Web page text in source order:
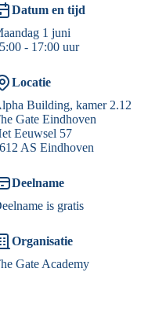
Datum en tijd
1 juni
- 17:00 uur
Locatie
Building, kamer 2.12
Gate Eindhoven
Eeuwsel 57
AS Eindhoven
Deelname
is gratis
Organisatie
Gate Academy